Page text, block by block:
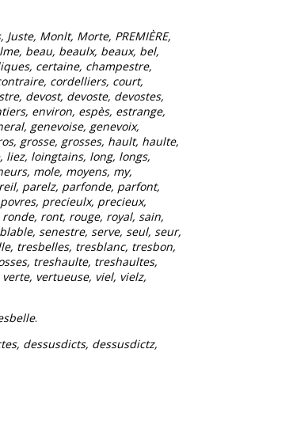
Monlt, Morte, PREMIÈRE,
beau, beaulx, beaux, bel,
certaine, champestre,
cordelliers, court,
devost, devoste, devostes,
environ, espès, estrange,
genevoise, genevoix,
grosse, grosses, hault, haulte,
loingtains, long, longs,
mole, moyens, my,
parelz, parfonde, parfont,
precieulx, precieux,
ront, rouge, royal, sain,
senestre, serve, seul, seur,
tresbelles, tresblanc, tresbon,
treshaulte, treshaultes,
vertueuse, viel, vielz,
.
dessusdicts, dessusdictz,